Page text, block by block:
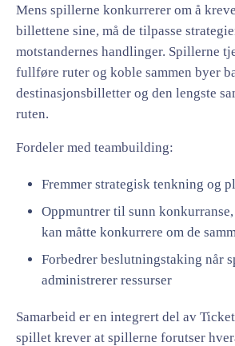
Mens spillerne konkurrerer om å
billettene sine, må de tilpasse
motstandernes handlinger. Spillerne
fullføre ruter og koble sammen byer
destinasjonsbilletter og den lengste
ruten.
Fordeler med teambuilding:
Fremmer strategisk tenkning og
Oppmuntrer til sunn
kan måtte konkurrere om de
Forbedrer beslutningstaking når
administrerer ressurser
Samarbeid er en integrert del av
spillet krever at spillerne forutser